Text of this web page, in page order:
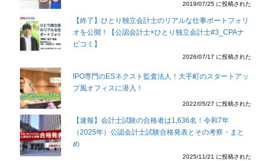
2019/07/25 に投稿された
【終了】ひとり独立会計士のリアルな仕事ポートフォリ
オを公開！【公認会計士×ひとり独立会計士#3_CPAナ
ビコミ】
2026/07/17 に投稿された
IPO専門のESネクスト監査法人！大手町のスタートアッ
プ風オフィスに潜入！
2022/05/27 に投稿された
【速報】会計士試験の合格者は1,636名！令和7年
（2025年）公認会計士試験合格発表とその考察・まと
め
2025/11/21 に投稿された